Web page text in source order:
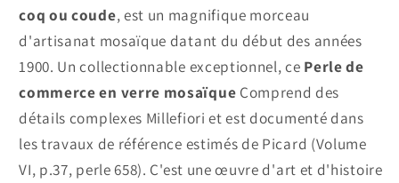
coq ou coude, est un magnifique morceau
d'artisanat mosaïque datant du début des années
1900. Un collectionnable exceptionnel, ce Perle de
commerce en verre mosaïque Comprend des
détails complexes Millefiori et est documenté dans
les travaux de référence estimés de Picard (Volume
VI, p.37, perle 658). C'est une œuvre d'art et d'histoire